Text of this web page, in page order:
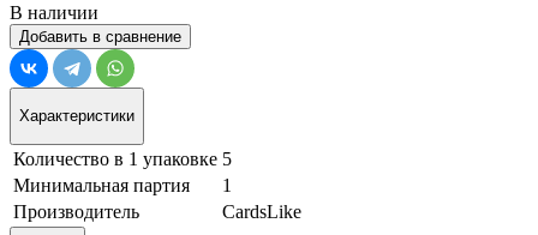
В наличии
Добавить в сравнение
Характеристики
Количество в 1 упаковке 5
Минимальная партия
1
Производитель
CardsLike